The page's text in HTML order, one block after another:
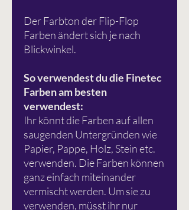
Der Farbton der Flip-Flop
Farben ändert sich je nach
Blickwinkel.
So verwendest du die Finetec
Farben am besten
verwendest:
Ihr könnt die Farben auf allen
saugenden Untergründen wie
Papier, Pappe, Holz, Stein etc.
verwenden. Die Farben können
ganz einfach miteinander
vermischt werden. Um sie zu
verwenden, müsst ihr nur